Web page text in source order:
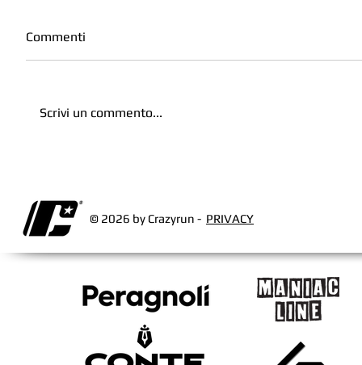
Commenti
Scrivi un commento...
© 2026 by Crazyrun - PRIVACY